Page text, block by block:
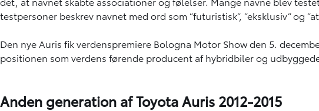
testpersoner beskrev navnet med ord som ”futuristisk”, ”eksklusiv” og
Den nye Auris fik verdenspremiere Bologna Motor Show den 5.
positionen som verdens førende producent af hybridbiler og
Anden generation af Toyota Auris 2012-2015